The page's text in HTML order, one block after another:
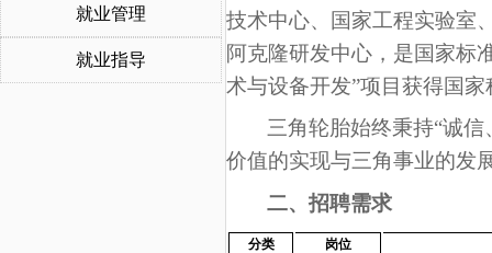
就业管理
就业指导
技术中心、国家工程实验
阿克隆研发中心，是国家标
术与设备开发”项目获得国
三角轮胎始终秉持“诚
价值的实现与三角事业的发
二、招聘需求
分类 岗位